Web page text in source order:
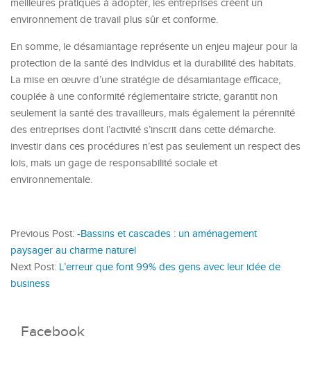
meilleures pratiques à adopter, les entreprises créent un
environnement de travail plus sûr et conforme.
En somme, le désamiantage représente un enjeu majeur pour la
protection de la santé des individus et la durabilité des habitats.
La mise en œuvre d’une stratégie de désamiantage efficace,
couplée à une conformité réglementaire stricte, garantit non
seulement la santé des travailleurs, mais également la pérennité
des entreprises dont l’activité s’inscrit dans cette démarche.
investir dans ces procédures n’est pas seulement un respect des
lois, mais un gage de responsabilité sociale et
environnementale.
Previous Post: -Bassins et cascades : un aménagement
paysager au charme naturel
Next Post: L’erreur que font 99% des gens avec leur idée de
business
Facebook